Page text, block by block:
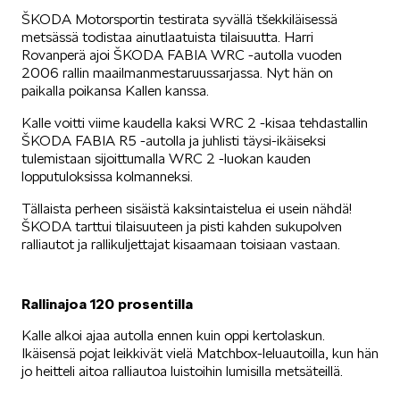
SÄHKÖAUTOILU
KOEAJOSSA
ŠKODA Motorsportin testirata syvällä tšekkiläisessä
metsässä todistaa ainutlaatuista tilaisuutta. Harri
Rovanperä ajoi ŠKODA FABIA WRC -autolla vuoden
2006 rallin maailmanmestaruussarjassa. Nyt hän on
paikalla poikansa Kallen kanssa.
Kalle voitti viime kaudella kaksi WRC 2 -kisaa tehdastallin
ŠKODA FABIA R5 -autolla ja juhlisti täysi-ikäiseksi
tulemistaan sijoittumalla WRC 2 -luokan kauden
lopputuloksissa kolmanneksi.
Tällaista perheen sisäistä kaksintaistelua ei usein nähdä!
ŠKODA tarttui tilaisuuteen ja pisti kahden sukupolven
ralliautot ja rallikuljettajat kisaamaan toisiaan vastaan.
Rallinajoa 120 prosentilla
Kalle alkoi ajaa autolla ennen kuin oppi kertolaskun.
Ikäisensä pojat leikkivät vielä Matchbox-leluautoilla, kun hän
jo heitteli aitoa ralliautoa luistoihin lumisilla metsäteillä.